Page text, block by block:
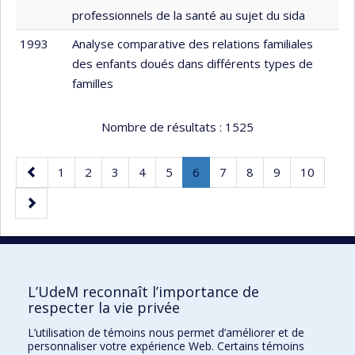
professionnels de la santé au sujet du sida
1993
Analyse comparative des relations familiales
des enfants doués dans différents types de
familles
Nombre de résultats : 1525
Page
précédente
Page
1 Page
2 Page
3 Page
4 Page
5 Page
6
Page
Page
7 Page
8 Page
9 Page
10
Page
suivante
Faculté des sciences de l'éducation
L’UdeM reconnaît l’importance de
respecter la vie privée
L’utilisation de témoins nous permet d’améliorer et de
personnaliser votre expérience Web. Certains témoins